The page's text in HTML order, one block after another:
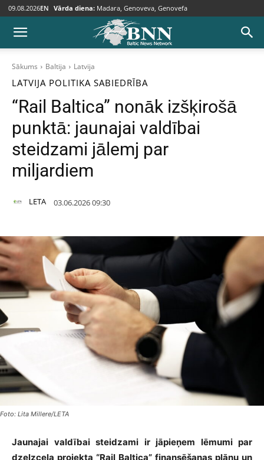
09.08.2026EN Vārda diena: Madara, Genoveva, Genovefa
Sākums Baltija Latvija
LATVIJA POLITIKA SABIEDRĪBA
“Rail Baltica” nonāk izšķirošā
punktā: jaunajai valdībai
steidzami jālemj par
miljardiem
LETA 03.06.2026 09:30
Foto: Lita Millere/LETA
Jaunajai valdībai steidzami ir jāpieņem lēmumi par
dzelzceļa projekta “Rail Baltica” finansēšanas plānu un